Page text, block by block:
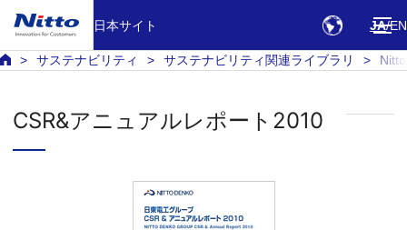
日本サイト JA EN
サステナビリティ サステナビリティ関連ライブラリ
CSR&アニュアルレポート2010